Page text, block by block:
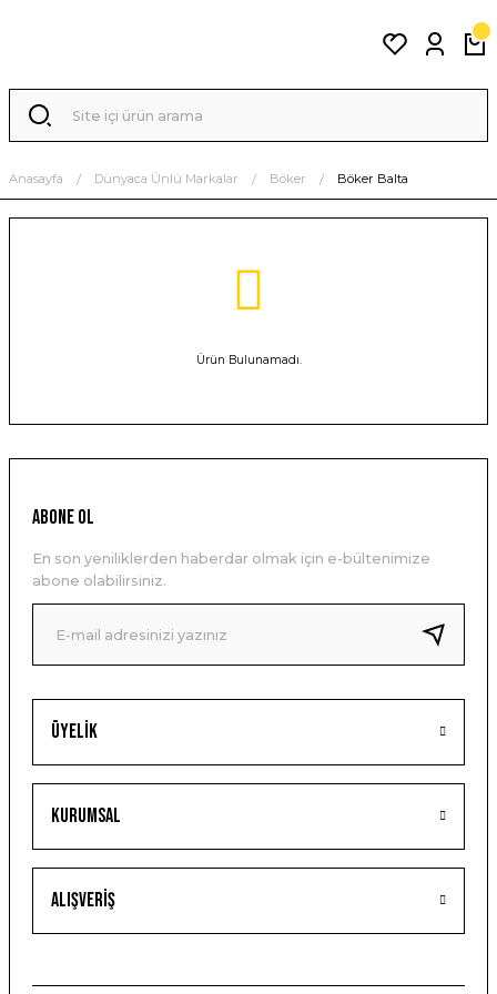
Anasayfa Dünyaca Ünlü Markalar Böker Böker Balta
Ürün Bulunamadı.
Üyelik
Kurumsal
Alışveriş
ABONE OL
En son yeniliklerden haberdar olmak için e-bültenimize
abone olabilirsiniz.